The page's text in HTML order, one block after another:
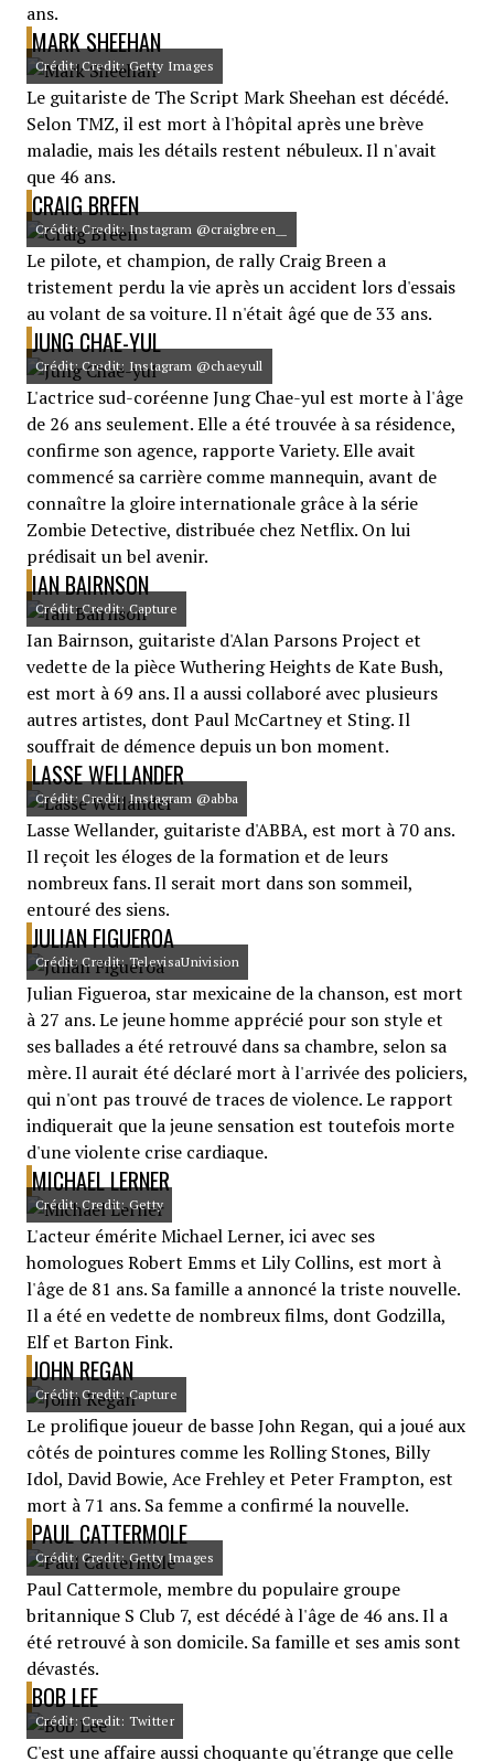
ans.
MARK SHEEHAN
Crédit: Credit: Getty Images
Le guitariste de The Script Mark Sheehan est décédé.
Selon TMZ, il est mort à l'hôpital après une brève
maladie, mais les détails restent nébuleux. Il n'avait
que 46 ans.
CRAIG BREEN
Crédit: Credit: Instagram @craigbreen__
Le pilote, et champion, de rally Craig Breen a
tristement perdu la vie après un accident lors d'essais
au volant de sa voiture. Il n'était âgé que de 33 ans.
JUNG CHAE-YUL
Crédit: Credit: Instagram @chaeyull
L'actrice sud-coréenne Jung Chae-yul est morte à l'âge
de 26 ans seulement. Elle a été trouvée à sa résidence,
confirme son agence, rapporte Variety. Elle avait
commencé sa carrière comme mannequin, avant de
connaître la gloire internationale grâce à la série
Zombie Detective, distribuée chez Netflix. On lui
prédisait un bel avenir.
IAN BAIRNSON
Crédit: Credit: Capture
Ian Bairnson, guitariste d'Alan Parsons Project et
vedette de la pièce Wuthering Heights de Kate Bush,
est mort à 69 ans. Il a aussi collaboré avec plusieurs
autres artistes, dont Paul McCartney et Sting. Il
souffrait de démence depuis un bon moment.
LASSE WELLANDER
Crédit: Credit: Instagram @abba
Lasse Wellander, guitariste d'ABBA, est mort à 70 ans.
Il reçoit les éloges de la formation et de leurs
nombreux fans. Il serait mort dans son sommeil,
entouré des siens.
JULIAN FIGUEROA
Crédit: Credit: TelevisaUnivision
Julian Figueroa, star mexicaine de la chanson, est mort
à 27 ans. Le jeune homme apprécié pour son style et
ses ballades a été retrouvé dans sa chambre, selon sa
mère. Il aurait été déclaré mort à l'arrivée des policiers,
qui n'ont pas trouvé de traces de violence. Le rapport
indiquerait que la jeune sensation est toutefois morte
d'une violente crise cardiaque.
MICHAEL LERNER
Crédit: Credit: Getty
L'acteur émérite Michael Lerner, ici avec ses
homologues Robert Emms et Lily Collins, est mort à
l'âge de 81 ans. Sa famille a annoncé la triste nouvelle.
Il a été en vedette de nombreux films, dont Godzilla,
Elf et Barton Fink.
JOHN REGAN
Crédit: Credit: Capture
Le prolifique joueur de basse John Regan, qui a joué aux
côtés de pointures comme les Rolling Stones, Billy
Idol, David Bowie, Ace Frehley et Peter Frampton, est
mort à 71 ans. Sa femme a confirmé la nouvelle.
PAUL CATTERMOLE
Crédit: Credit: Getty Images
Paul Cattermole, membre du populaire groupe
britannique S Club 7, est décédé à l'âge de 46 ans. Il a
été retrouvé à son domicile. Sa famille et ses amis sont
dévastés.
BOB LEE
Crédit: Credit: Twitter
C'est une affaire aussi choquante qu'étrange que celle